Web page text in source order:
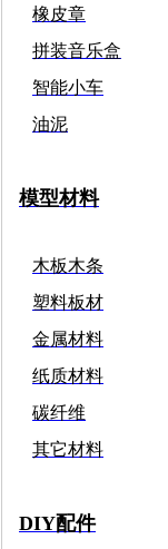
橡皮章
拼装音乐盒
智能小车
油泥
模型材料
木板木条
塑料板材
金属材料
纸质材料
碳纤维
其它材料
DIY配件